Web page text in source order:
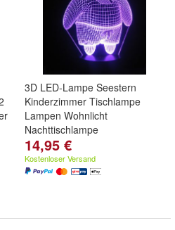
3D LED-Lampe Seestern
Kinderzimmer Tischlampe
Lampen Wohnlicht
Nachttischlampe
14,95 €
Kostenloser Versand